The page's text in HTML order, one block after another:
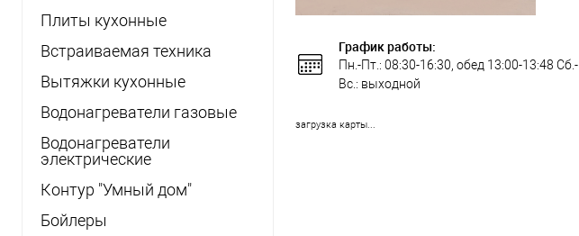
Плиты кухонные
Встраиваемая техника
Вытяжки кухонные
Водонагреватели газовые
Водонагреватели
электрические
Контур "Умный дом"
Бойлеры
График работы:
Пн.-Пт.: 08:30-16:30, обед 13:00-13:48 Сб.-
Вс.: выходной
загрузка карты...